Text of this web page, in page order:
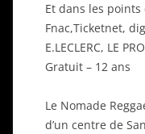
Et dans les
Fnac,Ticketnet,
E.LECLERC, LE
Gratuit – 12 ans
Le Nomade
d’un centre de